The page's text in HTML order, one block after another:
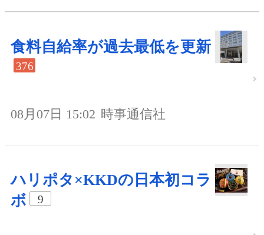
食料自給率が過去最低を更新
376
08月07日 15:02 時事通信社
ハリポタ×KKDの日本初コラ
ボ
9